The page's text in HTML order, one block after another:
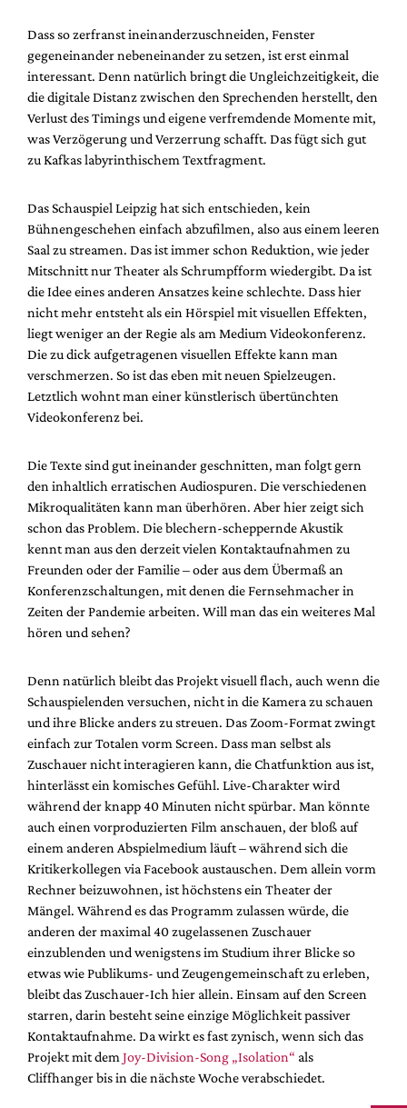
Dass so zerfranst ineinanderzuschneiden, Fenster
gegeneinander nebeneinander zu setzen, ist erst einmal
interessant. Denn natürlich bringt die Ungleichzeitigkeit, die
die digitale Distanz zwischen den Sprechenden herstellt, den
Verlust des Timings und eigene verfremdende Momente mit,
was Verzögerung und Verzerrung schafft. Das fügt sich gut
zu Kafkas labyrinthischem Textfragment.
Das Schauspiel Leipzig hat sich entschieden, kein
Bühnengeschehen einfach abzufilmen, also aus einem leeren
Saal zu streamen. Das ist immer schon Reduktion, wie jeder
Mitschnitt nur Theater als Schrumpfform wiedergibt. Da ist
die Idee eines anderen Ansatzes keine schlechte. Dass hier
nicht mehr entsteht als ein Hörspiel mit visuellen Effekten,
liegt weniger an der Regie als am Medium Videokonferenz.
Die zu dick aufgetragenen visuellen Effekte kann man
verschmerzen. So ist das eben mit neuen Spielzeugen.
Letztlich wohnt man einer künstlerisch übertünchten
Videokonferenz bei.
Die Texte sind gut ineinander geschnitten, man folgt gern
den inhaltlich erratischen Audiospuren. Die verschiedenen
Mikroqualitäten kann man überhören. Aber hier zeigt sich
schon das Problem. Die blechern-scheppernde Akustik
kennt man aus den derzeit vielen Kontaktaufnahmen zu
Freunden oder der Familie – oder aus dem Übermaß an
Konferenzschaltungen, mit denen die Fernsehmacher in
Zeiten der Pandemie arbeiten. Will man das ein weiteres Mal
hören und sehen?
Denn natürlich bleibt das Projekt visuell flach, auch wenn die
Schauspielenden versuchen, nicht in die Kamera zu schauen
und ihre Blicke anders zu streuen. Das Zoom-Format zwingt
einfach zur Totalen vorm Screen. Dass man selbst als
Zuschauer nicht interagieren kann, die Chatfunktion aus ist,
hinterlässt ein komisches Gefühl. Live-Charakter wird
während der knapp 40 Minuten nicht spürbar. Man könnte
auch einen vorproduzierten Film anschauen, der bloß auf
einem anderen Abspielmedium läuft – während sich die
Kritikerkollegen via Facebook austauschen. Dem allein vorm
Rechner beizuwohnen, ist höchstens ein Theater der
Mängel. Während es das Programm zulassen würde, die
anderen der maximal 40 zugelassenen Zuschauer
einzublenden und wenigstens im Studium ihrer Blicke so
etwas wie Publikums- und Zeugengemeinschaft zu erleben,
bleibt das Zuschauer-Ich hier allein. Einsam auf den Screen
starren, darin besteht seine einzige Möglichkeit passiver
Kontaktaufnahme. Da wirkt es fast zynisch, wenn sich das
Projekt mit dem Joy-Division-Song „Isolation“ als
Cliffhanger bis in die nächste Woche verabschiedet.